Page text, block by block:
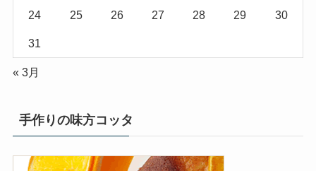
24 25 26 27 28 29 30
31
« 3月
手作りの味方コッタ